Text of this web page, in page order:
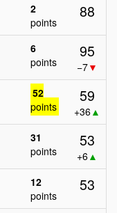
2
points
88
6
points
95
−7▼
52
points
59
+36▲
31
points
53
+6▲
12
points
53